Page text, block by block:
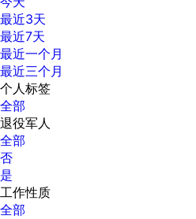
最近3天
最近7天
最近一个月
最近三个月
个人标签
全部
退役军人
全部
否
是
工作性质
全部